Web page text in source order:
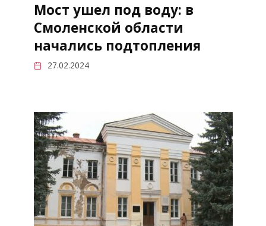
Мост ушел под воду: в
Смоленской области
начались подтопления
27.02.2024